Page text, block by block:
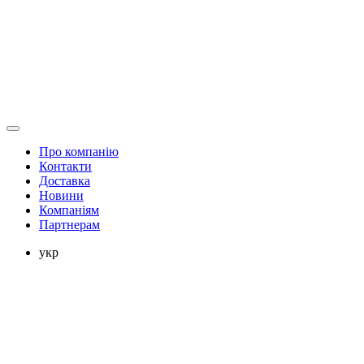
Про компанію
Контакти
Доставка
Новини
Компаніям
Партнерам
укр